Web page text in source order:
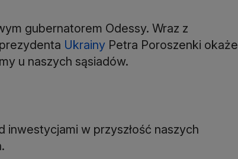
gubernatorem Odessy. Wraz z
Ukrainy Petra Poroszenki okaże
u naszych sąsiadów.
inwestycjami w przyszłość naszych